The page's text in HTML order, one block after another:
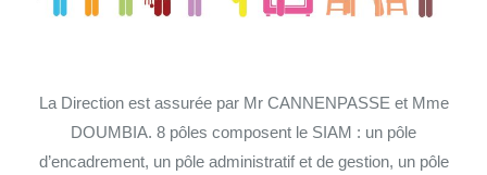
La Direction est assurée par Mr CANNENPASSE et Mme
DOUMBIA. 8 pôles composent le SIAM : un pôle
d’encadrement, un pôle administratif et de gestion, un pôle